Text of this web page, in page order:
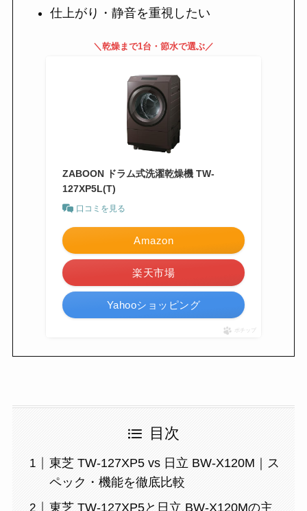
仕上がり・静音を重視したい
＼乾燥まで1台・節水で選ぶ／
ZABOON ドラム式洗濯乾燥機 TW-
127XP5L(T)
口コミを見る
Amazon
楽天市場
Yahooショッピング
ポチップ
目次
東芝 TW-127XP5 vs 日立 BW-X120M｜ス
ペック・機能を徹底比較
東芝 TW-127XP5と日立 BW-X120Mの主